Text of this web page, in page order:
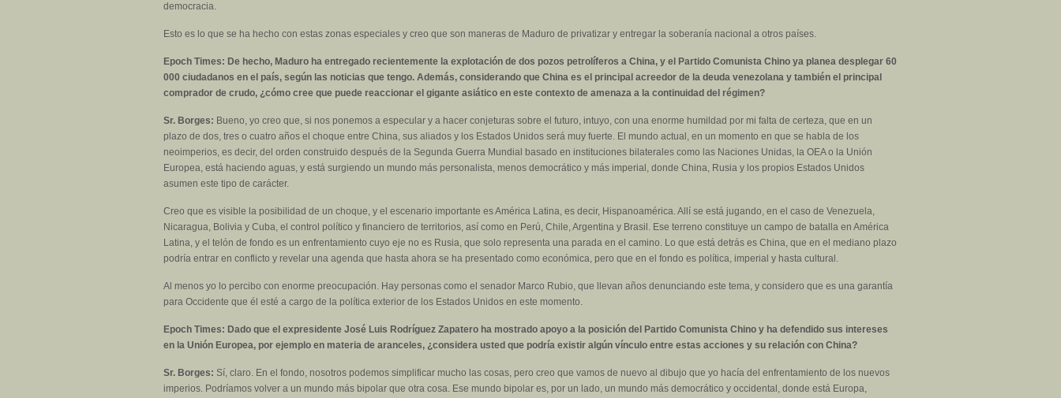
democracia.
Esto es lo que se ha hecho con estas zonas especiales y creo que son maneras de Maduro de privatizar y entregar la soberanía nacional a otros países.
Epoch Times: De hecho, Maduro ha entregado recientemente la explotación de dos pozos petrolíferos a China, y el Partido Comunista Chino ya planea desplegar 60
000 ciudadanos en el país, según las noticias que tengo. Además, considerando que China es el principal acreedor de la deuda venezolana y también el principal
comprador de crudo, ¿cómo cree que puede reaccionar el gigante asiático en este contexto de amenaza a la continuidad del régimen?
Sr. Borges: Bueno, yo creo que, si nos ponemos a especular y a hacer conjeturas sobre el futuro, intuyo, con una enorme humildad por mi falta de certeza, que en un
plazo de dos, tres o cuatro años el choque entre China, sus aliados y los Estados Unidos será muy fuerte. El mundo actual, en un momento en que se habla de los
neoimperios, es decir, del orden construido después de la Segunda Guerra Mundial basado en instituciones bilaterales como las Naciones Unidas, la OEA o la Unión
Europea, está haciendo aguas, y está surgiendo un mundo más personalista, menos democrático y más imperial, donde China, Rusia y los propios Estados Unidos
asumen este tipo de carácter.
Creo que es visible la posibilidad de un choque, y el escenario importante es América Latina, es decir, Hispanoamérica. Allí se está jugando, en el caso de Venezuela,
Nicaragua, Bolivia y Cuba, el control político y financiero de territorios, así como en Perú, Chile, Argentina y Brasil. Ese terreno constituye un campo de batalla en América
Latina, y el telón de fondo es un enfrentamiento cuyo eje no es Rusia, que solo representa una parada en el camino. Lo que está detrás es China, que en el mediano plazo
podría entrar en conflicto y revelar una agenda que hasta ahora se ha presentado como económica, pero que en el fondo es política, imperial y hasta cultural.
Al menos yo lo percibo con enorme preocupación. Hay personas como el senador Marco Rubio, que llevan años denunciando este tema, y considero que es una garantía
para Occidente que él esté a cargo de la política exterior de los Estados Unidos en este momento.
Epoch Times: Dado que el expresidente José Luis Rodríguez Zapatero ha mostrado apoyo a la posición del Partido Comunista Chino y ha defendido sus intereses
en la Unión Europea, por ejemplo en materia de aranceles, ¿considera usted que podría existir algún vínculo entre estas acciones y su relación con China?
Sr. Borges: Sí, claro. En el fondo, nosotros podemos simplificar mucho las cosas, pero creo que vamos de nuevo al dibujo que yo hacía del enfrentamiento de los nuevos
imperios. Podríamos volver a un mundo más bipolar que otra cosa. Ese mundo bipolar es, por un lado, un mundo más democrático y occidental, donde está Europa,